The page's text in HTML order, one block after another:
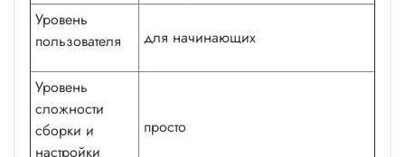
Уровень
пользователя
для начинающих
Уровень
сложности
сборки и
настройки
просто